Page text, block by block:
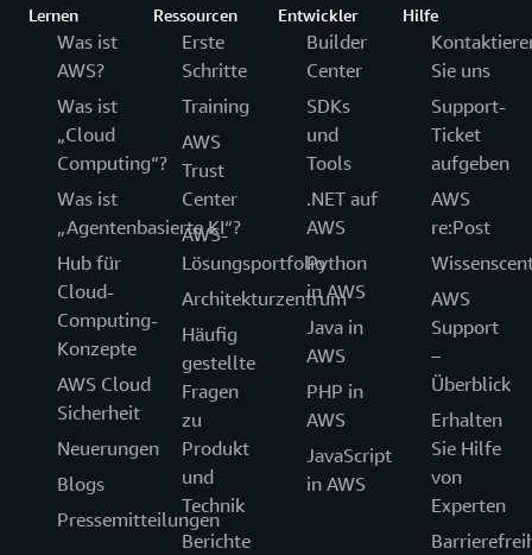
Lernen
Was ist
AWS?
Was ist
„Cloud
Computing“?
Was ist
„Agentenbasierte KI“?
Hub für
Cloud-
Computing-
Konzepte
AWS Cloud
Sicherheit
Neuerungen
Blogs
Pressemitteilungen
Ressourcen
Erste
Schritte
Training
AWS
Trust
Center
AWS-
Lösungsportfolio
Architekturzentrum
Häufig
gestellte
Fragen
zu
Produkt
und
Technik
Berichte
Entwickler
Builder
Center
SDKs
und
Tools
.NET auf
AWS
Python
in AWS
Java in
AWS
PHP in
AWS
JavaScript
in AWS
Hilfe
Sie uns
Support-
Ticket
aufgeben
AWS
re:Post
AWS
Support
–
Überblick
Erhalten
Sie Hilfe
von
Experten